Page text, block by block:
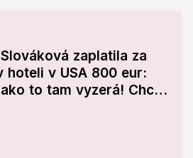
zaplatila za
hoteli v USA 800 eur:
to tam vyzerá! Chce